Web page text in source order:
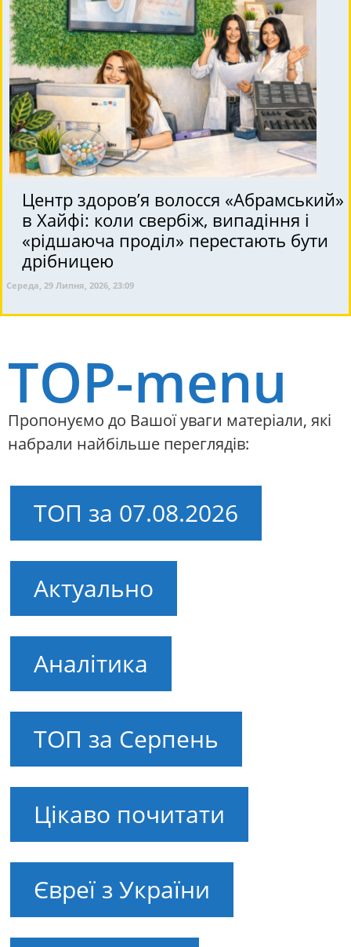
Центр здоров’я волосся «Абрaмський»
в Хайфі: коли свербіж, випадіння і
«рідшаюча проділ» перестають бути
дрібницею
Середа, 29 Липня, 2026, 23:09
TOP-menu
Пропонуємо до Вашої уваги матеріали, які
набрали найбільше переглядів:
ТОП за 07.08.2026
Актуально
Аналітика
ТОП за Серпень
Цікаво почитати
Євреї з України